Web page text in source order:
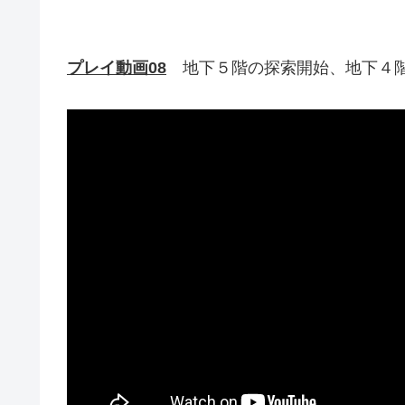
プレイ動画08 地下５階の探索開始、地下４